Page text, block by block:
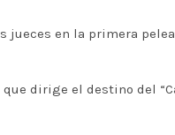
jueces en la primera
dirige el destino del